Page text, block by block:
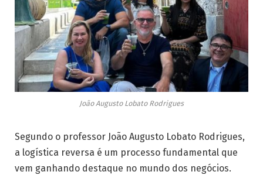
João Augusto Lobato Rodrigues
Segundo o professor João Augusto Lobato Rodrigues,
a logística reversa é um processo fundamental que
vem ganhando destaque no mundo dos negócios.